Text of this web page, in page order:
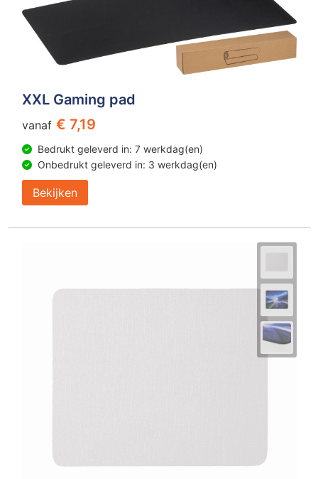
XXL Gaming pad
vanaf € 7,19
Bedrukt geleverd in: 7 werkdag(en)
Onbedrukt geleverd in: 3 werkdag(en)
Bekijken